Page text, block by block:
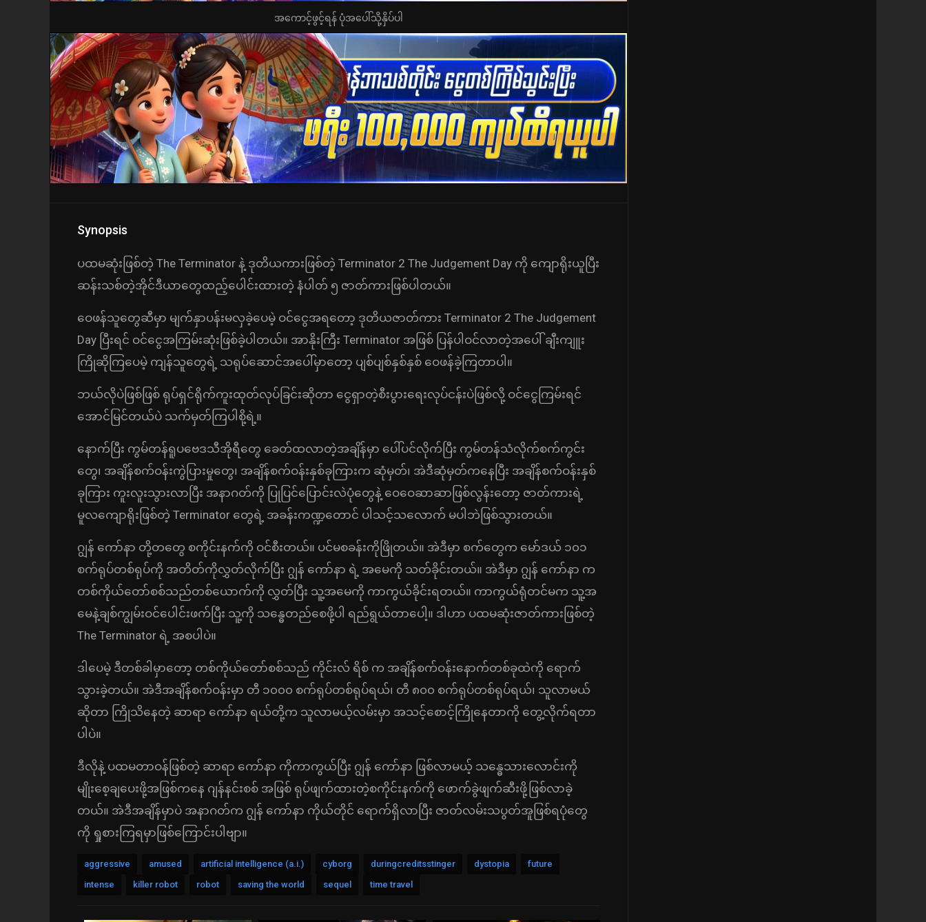
အကောင့်ဖွင့်ရန် ပုံအပေါ်သို့နှိပ်ပါ
Synopsis
ပထမဆုံးဖြစ်တဲ့ The Terminator နဲ့ ဒုတိယကားဖြစ်တဲ့ Terminator 2 The Judgement Day ကို ကျောရိုးယူပြီး
ဆန်းသစ်တဲ့အိုင်ဒီယာတွေထည့်ပေါင်းထားတဲ့ နံပါတ် ၅ ဇာတ်ကားဖြစ်ပါတယ်။
ဝေဖန်သူတွေဆီမှာ မျက်နှာပန်းမလှခဲ့ပေမဲ့ ဝင်ငွေအရတော့ ဒုတိယဇာတ်ကား Terminator 2 The Judgement
Day ပြီးရင် ဝင်ငွေအကြမ်းဆုံးဖြစ်ခဲ့ပါတယ်။ အာနိုးကြီး Terminator အဖြစ် ပြန်ပါဝင်လာတဲ့အပေါ် ချီးကျူး
ကြိုဆိုကြပေမဲ့ ကျန်သူတွေရဲ့ သရုပ်ဆောင်အပေါ်မှာတော့ ပျစ်ပျစ်နှစ်နှစ် ဝေဖန်ခဲ့ကြတာပါ။
ဘယ်လိုပဲဖြစ်ဖြစ် ရုပ်ရှင်ရိုက်ကူးထုတ်လုပ်ခြင်းဆိုတာ ငွေရှာတဲ့စီးပွားရေးလုပ်ငန်းပဲဖြစ်လို့ ဝင်ငွေကြမ်းရင်
အောင်မြင်တယ်ပဲ သက်မှတ်ကြပါစို့ရဲ့။
နောက်ပြီး ကွမ်တန်ရူပဗေဒသီအိုရီတွေ ခေတ်ထလာတဲ့အချိန်မှာ ပေါ်ပင်လိုက်ပြီး ကွမ်တန်သံလိုက်စက်ကွင်း
တွေ၊ အချိန်စက်ဝန်းကွဲပြားမှုတွေ၊ အချိန်စက်ဝန်းနှစ်ခုကြားက ဆုံမှတ်၊ အဲဒီဆုံမှတ်ကနေပြီး အချိန်စက်ဝန်းနှစ်
ခုကြား ကူးလူးသွားလာပြီး အနာဂတ်ကို ပြုပြင်ပြောင်းလဲပုံတွေနဲ့ ဝေဝေဆာဆာဖြစ်လွန်းတော့ ဇာတ်ကားရဲ့
မူလကျောရိုးဖြစ်တဲ့ Terminator တွေရဲ့ အခန်းကဏ္ဍတောင် ပါသင့်သလောက် မပါဘဲဖြစ်သွားတယ်။
ဂျွန် ကော်နာ တို့တတွေ စကိုင်းနက်ကို ဝင်စီးတယ်။ ပင်မစခန်းကိုဖြိုတယ်။ အဲဒီမှာ စက်တွေက မော်ဒယ် ၁၀၁
စက်ရုပ်တစ်ရုပ်ကို အတိတ်ကိုလွှတ်လိုက်ပြီး ဂျွန် ကော်နာ ရဲ့ အမေကို သတ်ခိုင်းတယ်။ အဲဒီမှာ ဂျွန် ကော်နာ က
တစ်ကိုယ်တော်စစ်သည်တစ်ယောက်ကို လွှတ်ပြီး သူ့အမေကို ကာကွယ်ခိုင်းရတယ်။ ကာကွယ်ရုံတင်မက သူ့အ
မေနဲ့ချစ်ကျွမ်းဝင်ပေါင်းဖက်ပြီး သူ့ကို သန္ဓေတည်စေဖို့ပါ ရည်ရွယ်တာပေါ့။ ဒါဟာ ပထမဆုံးဇာတ်ကားဖြစ်တဲ့
The Terminator ရဲ့ အစပါပဲ။
ဒါပေမဲ့ ဒီတစ်ခါမှာတော့ တစ်ကိုယ်တော်စစ်သည် ကိုင်းလ် ရိစ် က အချိန်စက်ဝန်းနောက်တစ်ခုထဲကို ရောက်
သွားခဲ့တယ်။ အဲဒီအချိန်စက်ဝန်းမှာ တီ ၁၀၀၀ စက်ရုပ်တစ်ရုပ်ရယ်၊ ‌တီ ၈၀၀ စက်ရုပ်တစ်ရုပ်ရယ်၊ သူလာမယ်
ဆိုတာ ကြိုသိနေတဲ့ ဆာရာ ကော်နာ ရယ်တို့က သူလာမယ့်လမ်းမှာ အသင့်စောင့်ကြိုနေတာကို တွေ့လိုက်ရတာ
ပါပဲ။
ဒီလိုနဲ့ ပထမတာဝန်ဖြစ်တဲ့ ဆာရာ ကော်နာ ကိုကာကွယ်ပြီး ဂျွန် ကော်နာ ဖြစ်လာမယ့် သန္ဓေသားလောင်းကို
မျိုးစေ့ချပေးဖို့အဖြစ်ကနေ ဂျန်နင်းစစ် အဖြစ် ရုပ်ဖျက်ထားတဲ့စကိုင်းနက်ကို ဖောက်ခွဲဖျက်ဆီးဖို့ဖြစ်လာခဲ့
တယ်။ အဲဒီအချိန်မှာပဲ အနာဂတ်က ဂျွန် ကော်နာ ကိုယ်တိုင် ရောက်ရှိလာပြီး ဇာတ်လမ်းသပွတ်အူဖြစ်ရပုံတွေ
ကို ရှုစားကြရမှာဖြစ်ကြောင်းပါဗျာ။
aggressive amused artificial intelligence (a.i.) cyborg duringcreditsstinger dystopia
future
intense
killer robot robot saving the world sequel time travel